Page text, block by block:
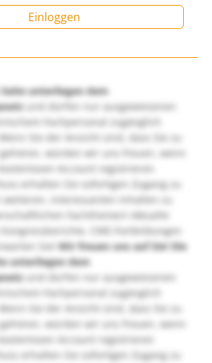
Einloggen
unterliegen dem
und dürfen nur ausgewiesenen
Fachpersonal zugänglich
Sie der Ansicht sind, dass Sie zu
würden wir uns freuen, wenn
Account registrieren
erhalten Sie sofortigen Zugang zu
weiteren, interessanten Inhalten zu
Fachthemen! Aktuelle
CME-Fortbildungen
Sie!Wir freuen uns auf Sie! Die
unterliegen dem
und dürfen nur ausgewiesenen
Fachpersonal zugänglich
Sie der Ansicht sind, dass Sie zu
würden wir uns freuen, wenn
Account registrieren
erhalten Sie sofortigen Zugang zu